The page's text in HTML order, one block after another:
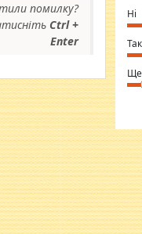
помилку?
Ctrl +
Enter
⇒
Ні
Так
Ще